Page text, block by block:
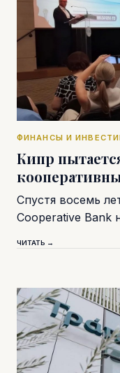
ФИНАНСЫ И
Кипр
Спустя восемь
Cooperative
ЧИТАТЬ →